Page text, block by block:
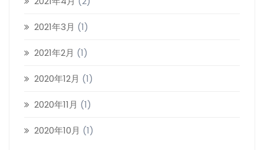
2021年3月 (1)
2021年2月 (1)
2020年12月 (1)
2020年11月 (1)
2020年10月 (1)